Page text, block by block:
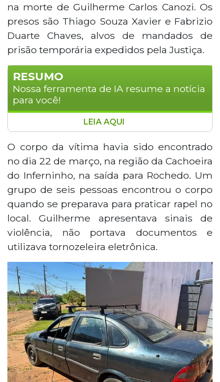
na morte de Guilherme Carlos Canozi. Os
presos são Thiago Souza Xavier e Fabrizio
Duarte Chaves, alvos de mandados de
prisão temporária expedidos pela Justiça.
RESUMO
Nossa ferramenta de IA resume a notícia
para você!
Dois homens foram presos em Campo Grande
suspeitos de matar Guilherme Carlos Canozi,
cujo corpo foi encontrado em março na
cachoeira do Inferninho. Thiago Souza Xavier e
Fabrizio Duarte Chaves foram identificados
após investigação da DHPP, que usou dados
da tornozeleira eletrônica da vítima para
reconstituir o crime. Guilherme foi assassinado
a facadas e respondia por tráfico de drogas.
LEIA AQUI
O corpo da vítima havia sido encontrado
no dia 22 de março, na região da Cachoeira
do Inferninho, na saída para Rochedo. Um
grupo de seis pessoas encontrou o corpo
quando se preparava para praticar rapel no
local. Guilherme apresentava sinais de
violência, não portava documentos e
utilizava tornozeleira eletrônica.